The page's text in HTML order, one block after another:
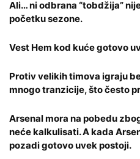
Ali… ni odbrana “tobdžija”
početku sezone.
Vest Hem kod kuće gotovo
Protiv velikih timova igraju
mnogo tranzicije, što često
Arsenal mora na pobedu
neće kalkulisati. A kada
pozadi gotovo uvek postoji.